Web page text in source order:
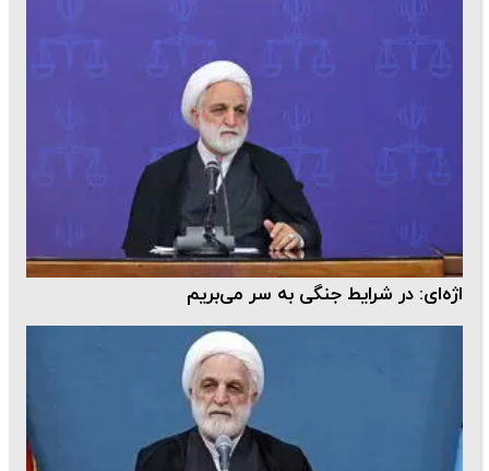
اژه‌ای: در شرایط جنگی به سر می‌بریم